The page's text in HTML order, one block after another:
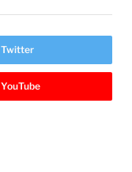
Twitter
YouTube